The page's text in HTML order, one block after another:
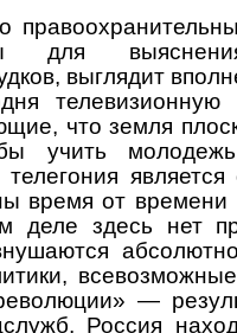
для
выглядит
что земля
учить молодежь
телегония
время от времени
деле здесь нет
—
Россия